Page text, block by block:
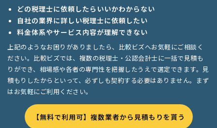
どの税理士に依頼したらいいかわからない
自社の業界に詳しい税理士に依頼したい
料金体系やサービス内容が理解できない
上記のようなお困りがありましたら、比較ビズへお気軽にご相談く
ださい。比較ビズでは、複数の税理士・公認会計士に一括で見積も
りができ、相場感や各者の専門性を把握したうえで選定できます。見
積もりしたからといって、必ずしも契約する必要はありません。まず
はお気軽にご利用ください。
【無料で利用可】複数業者から見積もりを貰う